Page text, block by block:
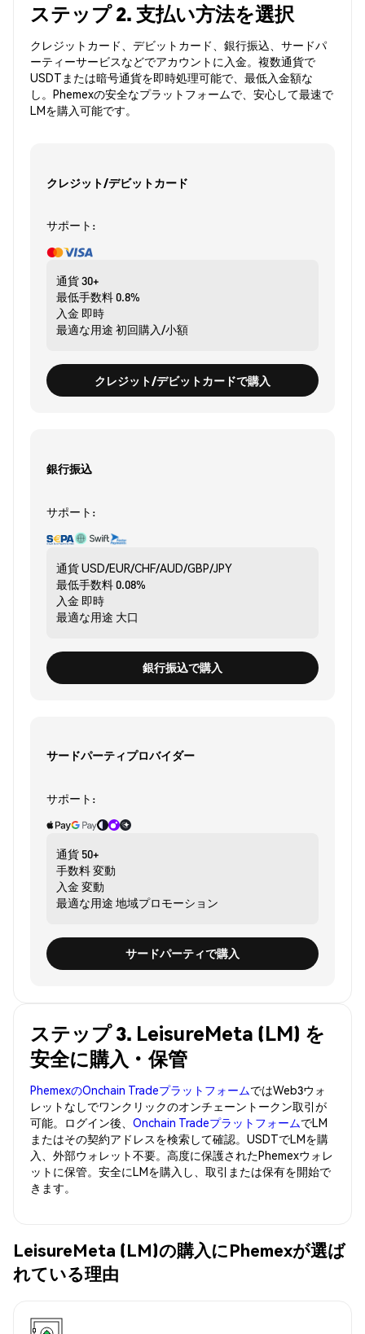
ステップ 2. 支払い方法を選択
クレジットカード、デビットカード、銀行振込、サードパ
ーティーサービスなどでアカウントに入金。複数通貨で
USDTまたは暗号通貨を即時処理可能で、最低入金額な
し。Phemexの安全なプラットフォームで、安心して最速で
LMを購入可能です。
クレジット/デビットカード
サポート:
通貨30+
最低手数料0.8%
入金 即時
最適な用途 初回購入/小額
クレジット/デビットカードで購入
銀行振込
サポート:
通貨USD/EUR/CHF/AUD/GBP/JPY
最低手数料0.08%
入金 即時
最適な用途 大口
銀行振込で購入
サードパーティプロバイダー
サポート:
通貨 50+
手数料変動
入金 変動
最適な用途 地域プロモーション
サードパーティで購入
ステップ 3. LeisureMeta (LM) を
安全に購入・保管
PhemexのOnchain TradeプラットフォームではWeb3ウォ
レットなしでワンクリックのオンチェーントークン取引が
可能。ログイン後、 Onchain TradeプラットフォームでLM
またはその契約アドレスを検索して確認。USDTでLMを購
入、外部ウォレット不要。高度に保護されたPhemexウォレ
ットに保管。安全にLMを購入し、取引または保有を開始で
きます。
LeisureMeta (LM)の購入にPhemexが選ば
れている理由